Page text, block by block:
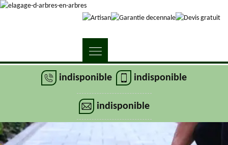
indisponible indisponible
indisponible